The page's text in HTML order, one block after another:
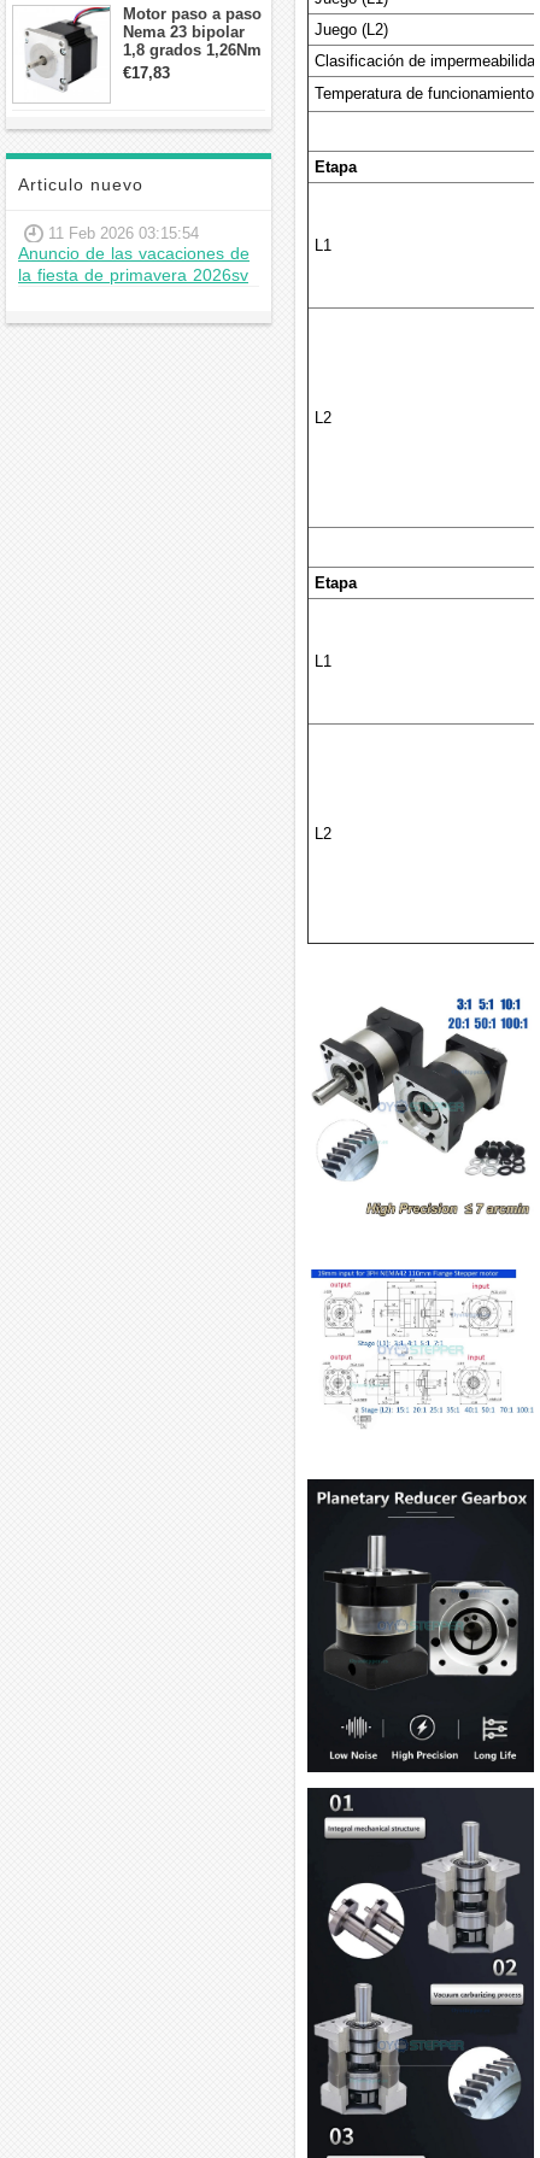
Motor paso a paso
Nema 23 bipolar
1,8 grados 1,26Nm
2,8A 2,5V
57x57x56mm 4
€17,83
Articulo nuevo
11 Feb 2026 03:15:54
Anuncio de las vacaciones de
la fiesta de primavera 2026sv
Juego (L2)
Clasificación de
Temperatura de funcionamiento
Etapa
L1
L2
Etapa
L1
L2